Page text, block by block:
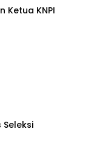
Ketua KNPI
Seleksi